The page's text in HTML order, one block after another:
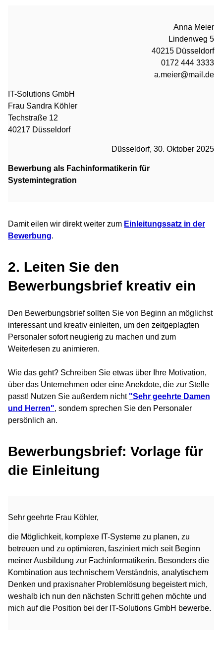
Anna Meier
Lindenweg 5
40215 Düsseldorf
0172 444 3333
a.meier@mail.de
IT-Solutions GmbH
Frau Sandra Köhler
Techstraße 12
40217 Düsseldorf
Düsseldorf, 30. Oktober 2025
Bewerbung als Fachinformatikerin für
Systemintegration
Damit eilen wir direkt weiter zum Einleitungssatz in der
Bewerbung.
2. Leiten Sie den
Bewerbungsbrief kreativ ein
Den Bewerbungsbrief sollten Sie von Beginn an möglichst
interessant und kreativ einleiten, um den zeitgeplagten
Personaler sofort neugierig zu machen und zum
Weiterlesen zu animieren.
Wie das geht? Schreiben Sie etwas über Ihre Motivation,
über das Unternehmen oder eine Anekdote, die zur Stelle
passt! Nutzen Sie außerdem nicht "Sehr geehrte Damen
und Herren", sondern sprechen Sie den Personaler
persönlich an.
Bewerbungsbrief: Vorlage für
die Einleitung
Sehr geehrte Frau Köhler,
die Möglichkeit, komplexe IT-Systeme zu planen, zu
betreuen und zu optimieren, fasziniert mich seit Beginn
meiner Ausbildung zur Fachinformatikerin. Besonders die
Kombination aus technischem Verständnis, analytischem
Denken und praxisnaher Problemlösung begeistert mich,
weshalb ich nun den nächsten Schritt gehen möchte und
mich auf die Position bei der IT-Solutions GmbH bewerbe.